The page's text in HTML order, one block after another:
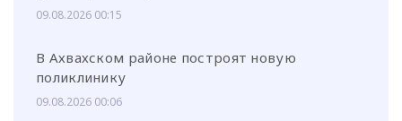
09.08.2026 00:15
В Ахвахском районе построят новую
поликлинику
09.08.2026 00:06